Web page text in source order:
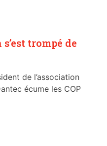
trompé de
de l’association
écume les COP